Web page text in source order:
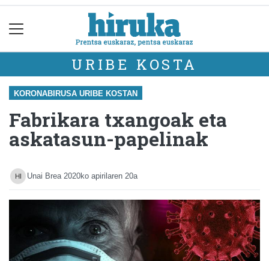
URIBE KOSTA
KORONABIRUSA URIBE KOSTAN
Fabrikara txangoak eta
askatasun-papelinak
Unai Brea 2020ko apirilaren 20a